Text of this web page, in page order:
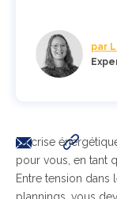
par
La crise
pour vous, en tant
Entre tension dans